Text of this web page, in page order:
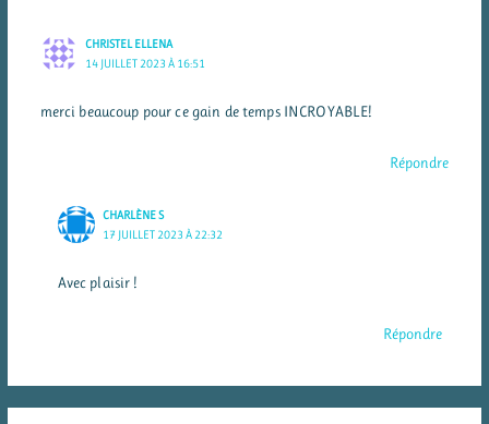
CHRISTEL ELLENA
14 JUILLET 2023 À 16:51
merci beaucoup pour ce gain de temps INCROYABLE!
Répondre
CHARLÈNE S
17 JUILLET 2023 À 22:32
Avec plaisir !
Répondre